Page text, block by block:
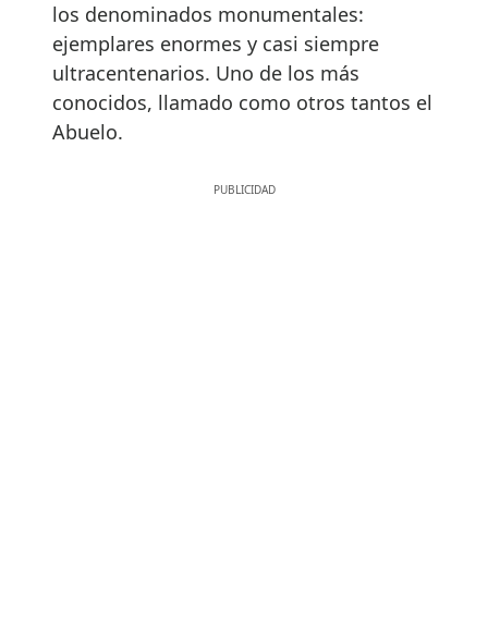
los denominados monumentales:
ejemplares enormes y casi siempre
ultracentenarios. Uno de los más
conocidos, llamado como otros tantos el
Abuelo.